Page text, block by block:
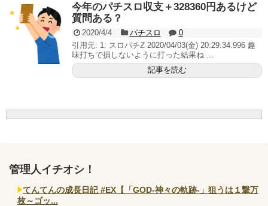
Powered by livedoor 相互RSS
今年のパチスロ収支＋328360円あるけど
質問ある？
2020/4/4 パチスロ
0
引用元: 1: スロパチℤ 2020/04/03(金) 20:29:34.996 趣
味打ちで損しないように打った結果ね ...
記事を読む
管理人イチオシ！
てんてんの成長日記 #EX【「GOD-神々の軌跡-」狙うは１撃万
枚～ゴッ...